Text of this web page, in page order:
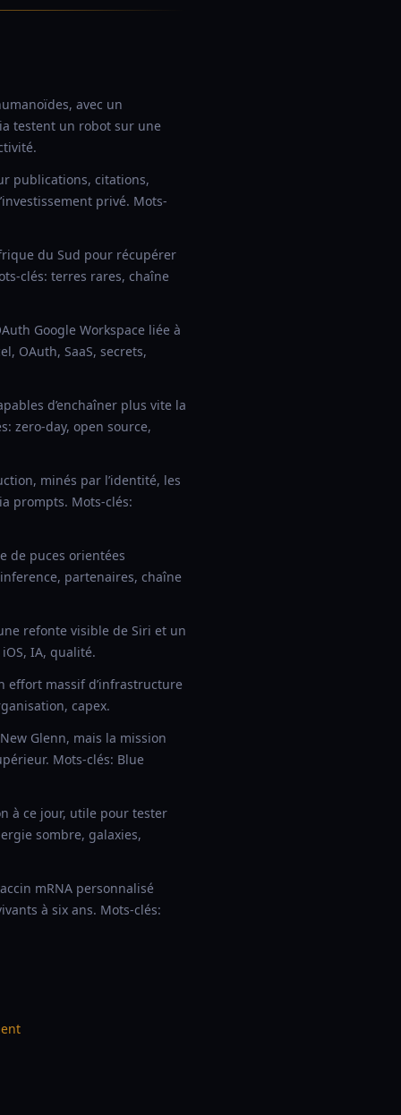
avec un
testent un robot sur une
publications, citations,
privé. Mots-
du Sud pour récupérer
clés: terres rares, chaîne
Google Workspace liée à
OAuth, SaaS, secrets,
d’enchaîner plus vite la
zero-day, open source,
minés par l’identité, les
prompts. Mots-clés:
de puces orientées
partenaires, chaîne
refonte visible de Siri et un
IA, qualité.
effort massif d’infrastructure
capex.
Glenn, mais la mission
Mots-clés: Blue
à ce jour, utile pour tester
sombre, galaxies,
mRNA personnalisé
à six ans. Mots-clés: